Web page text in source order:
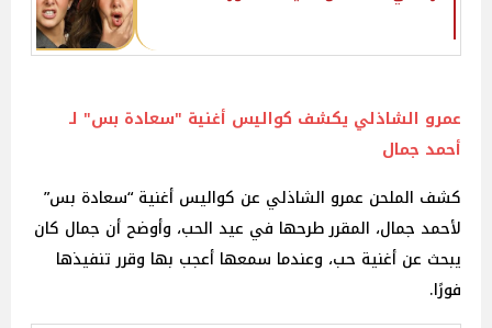
عمرو الشاذلي يكشف كواليس أغنية "سعادة بس"‎ لـ
أحمد جمال
كشف الملحن عمرو الشاذلي عن كواليس أغنية “سعادة بس”
لأحمد جمال، المقرر طرحها في عيد الحب، وأوضح أن جمال كان
يبحث عن أغنية حب، وعندما سمعها أعجب بها وقرر تنفيذها
فورًا.